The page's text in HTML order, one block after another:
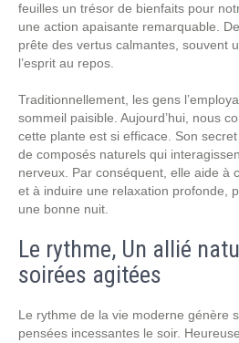
feuilles un trésor de bienfaits pour
une action apaisante remarquable.
prête des vertus calmantes, souvent
l’esprit au repos.
Traditionnellement, les gens
sommeil paisible. Aujourd’hui, nous
cette plante est si efficace. Son
de composés naturels qui
nerveux. Par conséquent, elle aide à
et à induire une relaxation profonde,
une bonne nuit.
Le rythme, Un allié
soirées agitées
Le rythme de la vie moderne génère
pensées incessantes le soir.